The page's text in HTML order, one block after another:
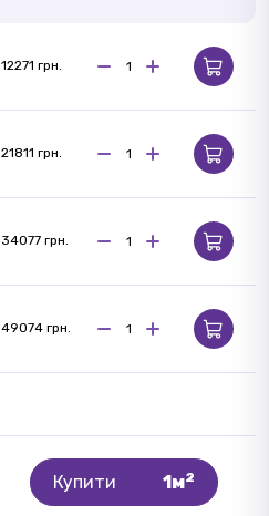
12271 грн.
21811 грн.
34077 грн.
49074 грн.
Купити 1м2